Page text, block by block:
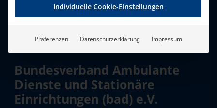
Bundesverband Ambulante
Dienste und Stationäre
Einrichtungen (bad) e.V.
Individuelle Cookie-Einstellungen
Präferenzen Datenschutzerklärung Impressum